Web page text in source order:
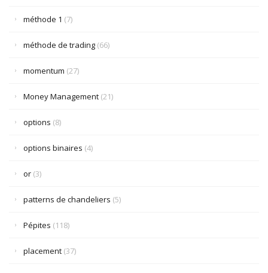
méthode 1 (7)
méthode de trading (66)
momentum (27)
Money Management (21)
options (8)
options binaires (4)
or (3)
patterns de chandeliers (5)
Pépites (118)
placement (37)